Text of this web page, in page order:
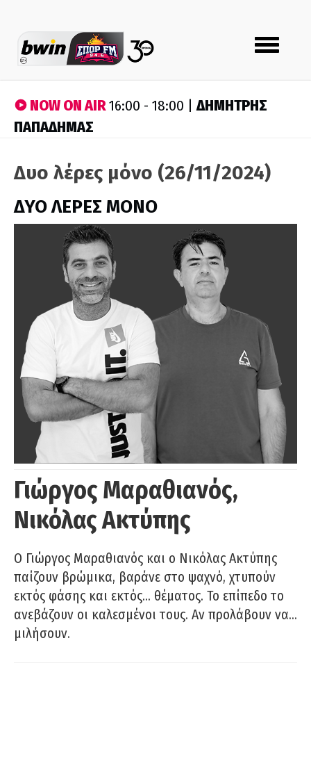
Toggle
navigation
NOW ON AIR16:00 - 18:00 |ΔΗΜΗΤΡΗΣ
ΠΑΠΑΔΗΜΑΣ
Δυο λέρες μόνο (26/11/2024)
ΔΥΟ ΛΕΡΕΣ ΜΟΝΟ
Γιώργος Μαραθιανός,
Νικόλας Ακτύπης
Ο Γιώργος Μαραθιανός και ο Νικόλας Ακτύπης
παίζουν βρώμικα, βαράνε στο ψαχνό, χτυπούν
εκτός φάσης και εκτός… θέματος. Το επίπεδο το
ανεβάζουν οι καλεσμένοι τους. Αν προλάβουν να…
μιλήσουν.